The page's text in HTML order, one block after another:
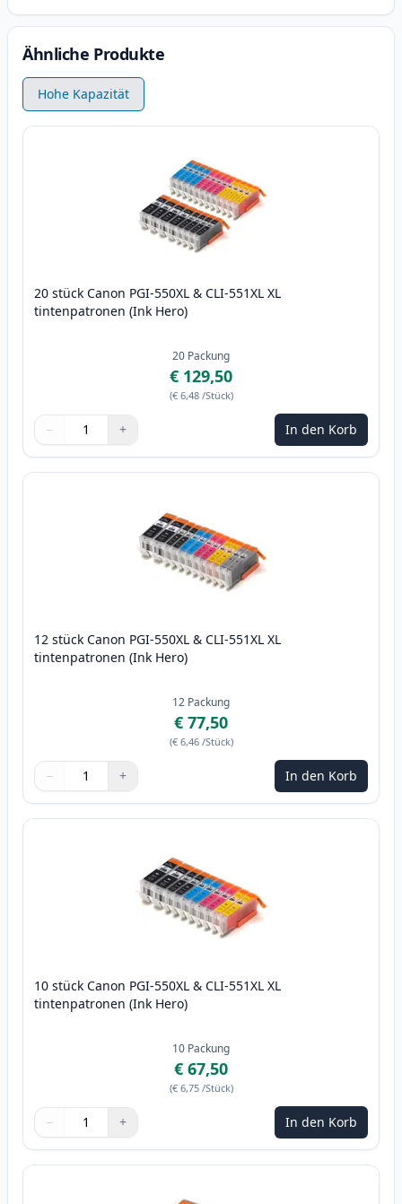
Ähnliche Produkte
Hohe Kapazität
20 stück Canon PGI-550XL & CLI-551XL XL
tintenpatronen (Ink Hero)
20 Packung
€ 129,50
(€ 6,48 /Stück)
Menge
Verwenden Sie die Tasten, um anzupassen
− +
Menge 1 In den Korb
12 stück Canon PGI-550XL & CLI-551XL XL
tintenpatronen (Ink Hero)
12 Packung
€ 77,50
(€ 6,46 /Stück)
Menge
Verwenden Sie die Tasten, um anzupassen
− +
Menge 1 In den Korb
10 stück Canon PGI-550XL & CLI-551XL XL
tintenpatronen (Ink Hero)
10 Packung
€ 67,50
(€ 6,75 /Stück)
Menge
Verwenden Sie die Tasten, um anzupassen
− +
Menge 1 In den Korb